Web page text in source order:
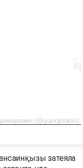
(@yuriopinion)
затеяла